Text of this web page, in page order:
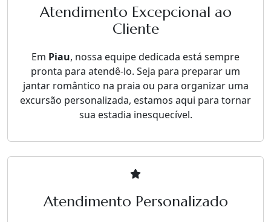
Atendimento Excepcional ao
Cliente
Em Piau, nossa equipe dedicada está sempre
pronta para atendê-lo. Seja para preparar um
jantar romântico na praia ou para organizar uma
excursão personalizada, estamos aqui para tornar
sua estadia inesquecível.
Atendimento Personalizado